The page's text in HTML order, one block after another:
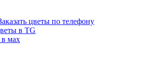
цветы по телефону
в TG
в мах